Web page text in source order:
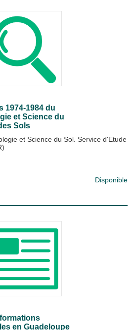
1974-1984 du
et Science du
Sols
et Science du Sol. Service d'Etude
Disponible
en Guadeloupe